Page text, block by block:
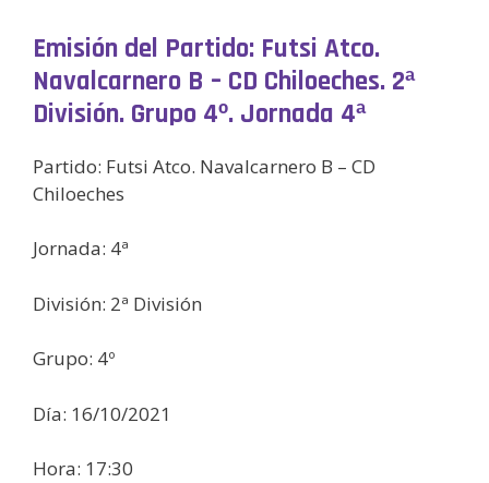
Emisión del Partido: Futsi Atco.
Navalcarnero B – CD Chiloeches. 2ª
División. Grupo 4º. Jornada 4ª
Partido: Futsi Atco. Navalcarnero B – CD
Chiloeches
Jornada: 4ª
División: 2ª División
Grupo: 4º
Día: 16/10/2021
Hora: 17:30